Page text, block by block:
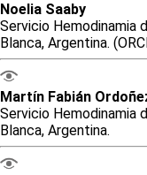
Noelia Saaby
Servicio Hemodinamia
Blanca, Argentina.
Martín Fabián
Servicio Hemodinamia
Blanca, Argentina.